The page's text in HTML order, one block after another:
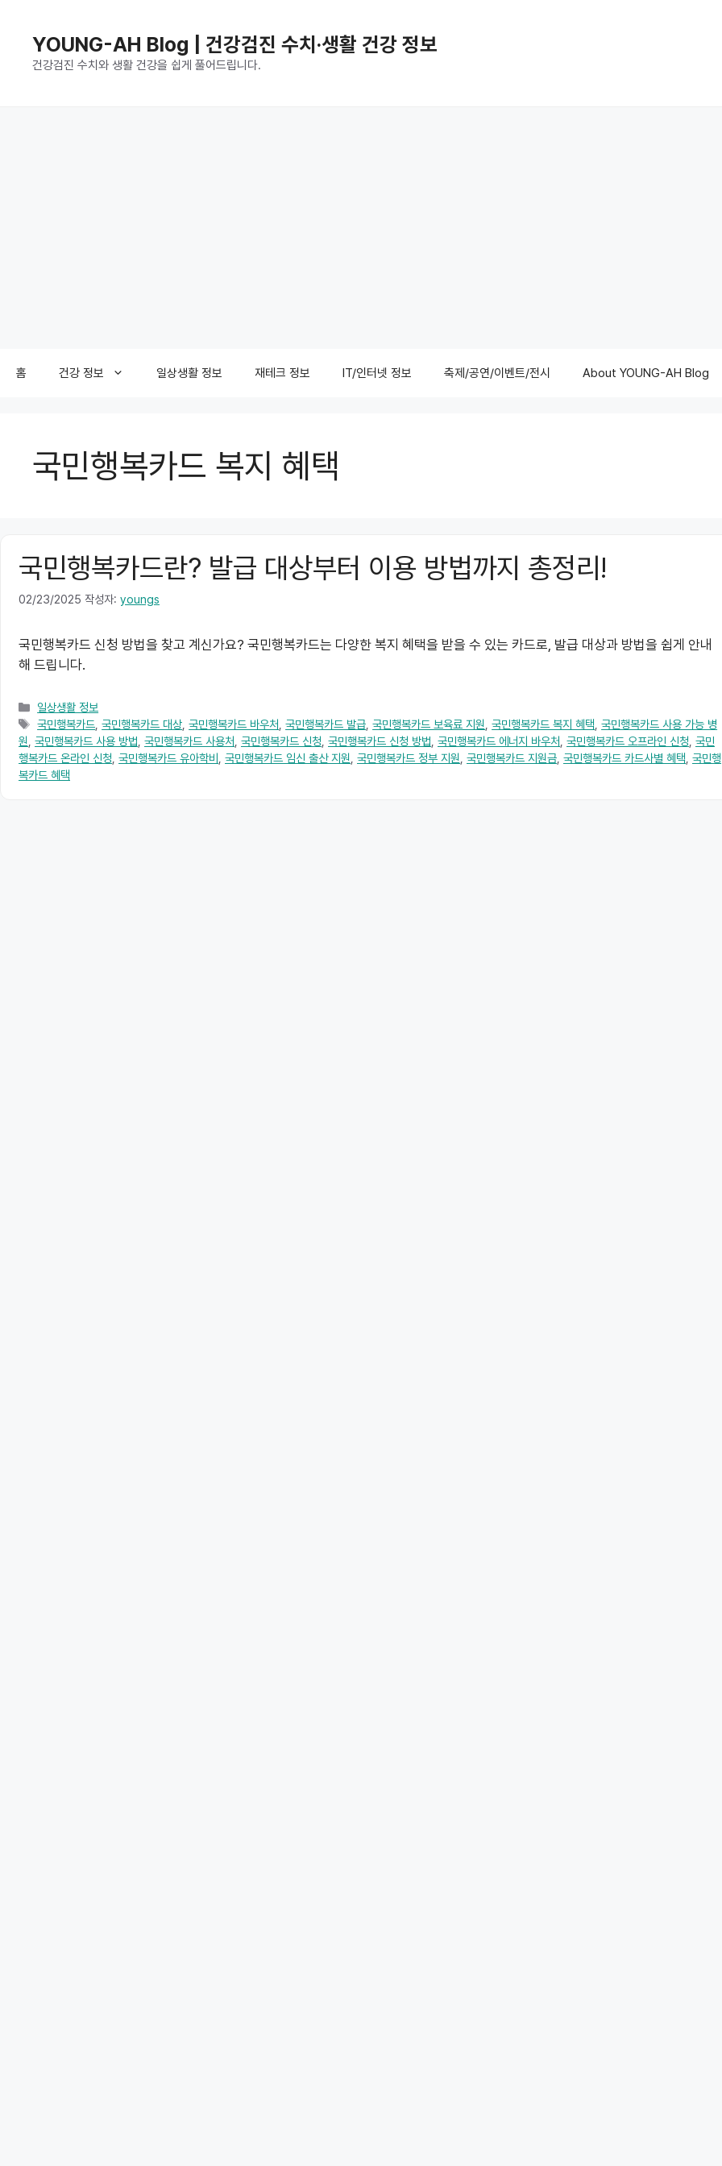
YOUNG-AH Blog | 건강검진 수치·생활 건강 정보
건강검진 수치와 생활 건강을 쉽게 풀어드립니다.
홈 건강 정보 일상생활 정보 재테크 정보 IT/인터넷 정보 축제/공연/이벤트/전시 About YOUNG-AH Blog
국민행복카드 복지 혜택
국민행복카드란? 발급 대상부터 이용 방법까지 총정리!
02/23/2025 작성자: youngs
국민행복카드 신청 방법을 찾고 계신가요? 국민행복카드는 다양한 복지 혜택을 받을 수 있는 카드로, 발급 대상과 방법을 쉽게 안내
해 드립니다.
카
테
고
리
일상생활 정보
태
그
국민행복카드 ,국민행복카드 대상 ,국민행복카드 바우처 ,국민행복카드 발급 ,국민행복카드 보육료 지원 ,국민행복카드 복지 혜택 ,국민행복카드 사용 가능 병
원 국민행복카드 사용 방법 국민행복카드 사용처 국민행복카드 신청 국민행복카드 신청 방법 국민행복카드 에너지 바우처 국민행복카드 오프라인 신청 국민
행복카드 온라인 신청 국민행복카드 유아학비 국민행복카드 임신 출산 지원 국민행복카드 정부 지원 국민행복카드 지원금 국민행복카드 카드사별 혜택 국민행
복카드 혜택